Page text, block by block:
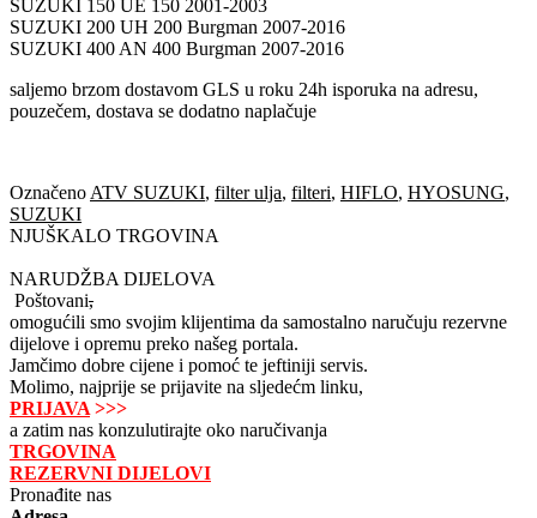
SUZUKI 150 UE 150 2001-2003
SUZUKI 200 UH 200 Burgman 2007-2016
SUZUKI 400 AN 400 Burgman 2007-2016
saljemo brzom dostavom GLS u roku 24h isporuka na adresu,
pouzečem, dostava se dodatno naplačuje
Označeno ATV SUZUKI, filter ulja, filteri, HIFLO, HYOSUNG,
SUZUKI
NJUŠKALO TRGOVINA
NARUDŽBA DIJELOVA
Poštovani,
omogućili smo svojim klijentima da samostalno naručuju rezervne
dijelove i opremu preko našeg portala.
Jamčimo dobre cijene i pomoć te jeftiniji servis.
Molimo, najprije se prijavite na sljedećm linku,
PRIJAVA >>>
a zatim nas konzulutirajte oko naručivanja
TRGOVINA
REZERVNI DIJELOVI
Pronađite nas